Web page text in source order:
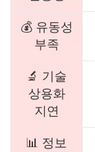
💰 유동성
부족
🔬 기술
상용화
지연
📊 정보